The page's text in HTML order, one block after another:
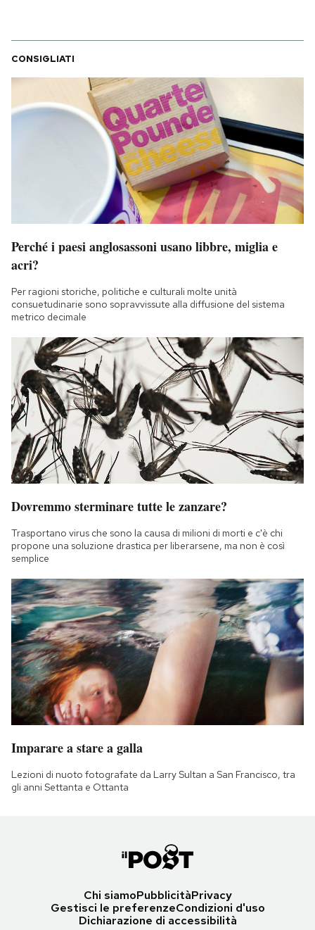
CONSIGLIATI
Perché i paesi anglosassoni usano libbre, miglia e
acri?
Per ragioni storiche, politiche e culturali molte unità
consuetudinarie sono sopravvissute alla diffusione del sistema
metrico decimale
Dovremmo sterminare tutte le zanzare?
Trasportano virus che sono la causa di milioni di morti e c'è chi
propone una soluzione drastica per liberarsene, ma non è così
semplice
Imparare a stare a galla
Lezioni di nuoto fotografate da Larry Sultan a San Francisco, tra
gli anni Settanta e Ottanta
Chi siamoPubblicitàPrivacy
Gestisci le preferenzeCondizioni d'uso
Dichiarazione di accessibilità